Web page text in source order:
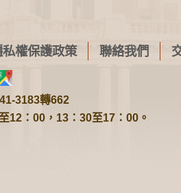
私權保護政策 聯絡我們
3183轉662
12：00，13：30至17：00。